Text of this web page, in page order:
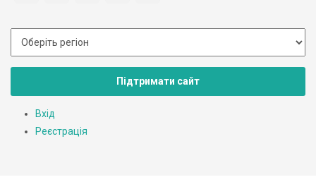
Підтримати сайт
Вхід
Реєстрація